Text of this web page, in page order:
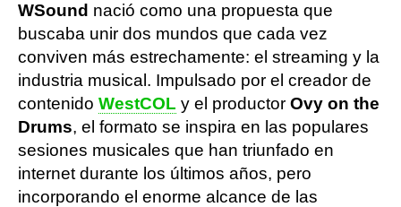
WSound nació como una propuesta que
buscaba unir dos mundos que cada vez
conviven más estrechamente: el streaming y la
industria musical. Impulsado por el creador de
contenido WestCOL y el productor Ovy on the
Drums, el formato se inspira en las populares
sesiones musicales que han triunfado en
internet durante los últimos años, pero
incorporando el enorme alcance de las